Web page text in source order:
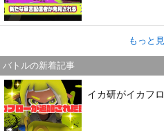
もっと
バトルの新着記事
イカ研がイカフ